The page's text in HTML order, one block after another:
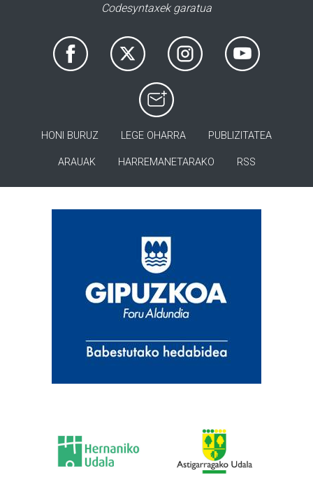
Codesyntaxek garatua
HONI BURUZ LEGE OHARRA PUBLIZITATEA
ARAUAK HARREMANETARAKO RSS